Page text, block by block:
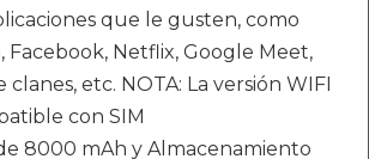
que le gusten, como
Facebook, Netflix, Google Meet,
clanes, etc. NOTA: La versión WIFI
con SIM
8000 mAh y Almacenamiento